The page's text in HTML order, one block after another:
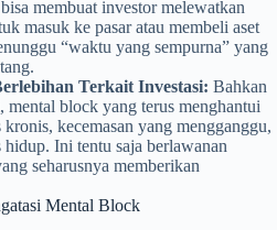
membuat investor melewatkan
masuk ke pasar atau membeli aset
“waktu yang sempurna” yang
Terkait Investasi: Bahkan
mental block yang terus menghantui
kronis, kecemasan yang mengganggu,
Ini tentu saja berlawanan
seharusnya memberikan
Mental Block